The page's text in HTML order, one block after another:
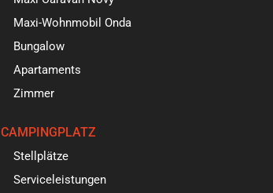
Maxi-Wohnmobil Onda
Bungalow
Apartaments
Zimmer
CAMPINGPLATZ
Stellplätze
Serviceleistungen